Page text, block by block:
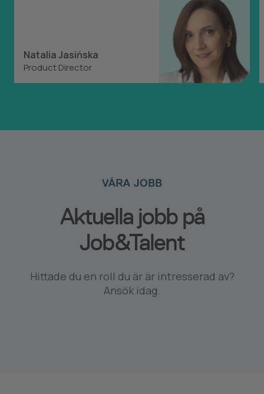
Natalia Jasińska
Product Director
Aktuella jobb på
Job&Talent
VÅRA JOBB
Hittade du en roll du är är intresserad av?
Ansök idag.